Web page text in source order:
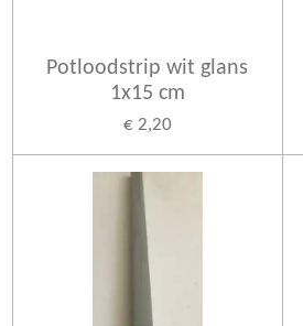
Potloodstrip wit glans
1x15 cm
€ 2,20